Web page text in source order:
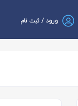
ورود / ثبت نام